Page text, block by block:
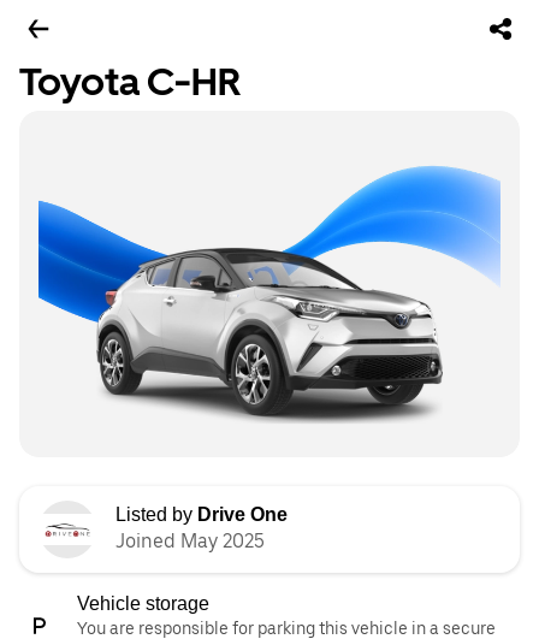
Toyota C-HR
Listed by Drive One
Joined May 2025
Vehicle storage
You are responsible for parking this vehicle in a secure